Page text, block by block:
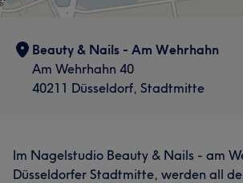
Beauty & Nails - Am Wehrhahn
Am Wehrhahn 40
40211 Düsseldorf, Stadtmitte
Im Nagelstudio Beauty & Nails - am
Düsseldorfer Stadtmitte, werden all